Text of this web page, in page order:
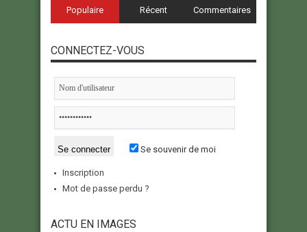
Populaire Récent Commentaires
CONNECTEZ-VOUS
Se souvenir de moi
Inscription
Mot de passe perdu ?
ACTU EN IMAGES